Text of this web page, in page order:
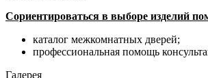
Сориентироваться в выборе изделий
каталог межкомнатных дверей;
профессиональная помощь
Галерея